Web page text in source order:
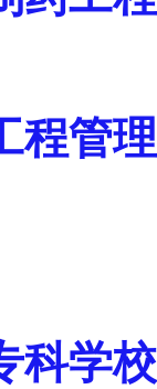
程管
科学校